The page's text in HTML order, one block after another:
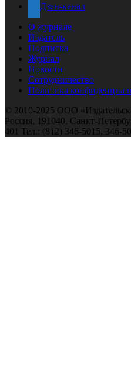
Дзен-канал
О журнале
Издатель
Подписка
Журнал
Новости
Сотрудничество
Политика
© 2010-2025 ООО
Россия, 191040, Санкт-
401 Тел.: (812) 346-5015, 346-